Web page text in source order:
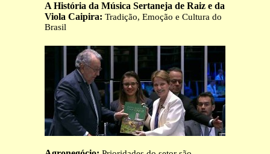
A História da Música Sertaneja de Raiz e da
Viola Caipira: Tradição, Emoção e Cultura do
Brasil